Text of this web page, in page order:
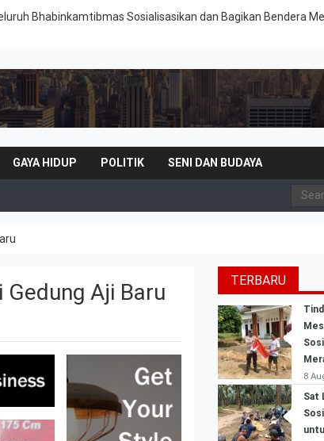
Bhabinkamtibmas Sosialisasikan dan Bagikan Bendera
GAYA HIDUP POLITIK SENI DAN BUDAYA
Aji Baru TERBARU
8
Sat